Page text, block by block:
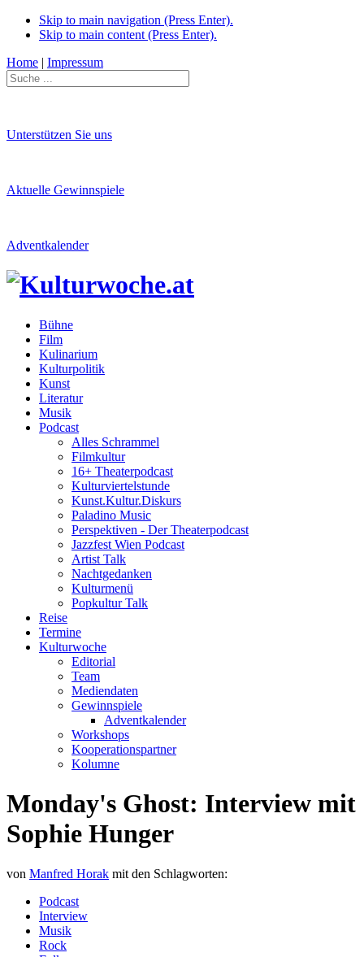
Skip to main navigation (Press Enter).
Skip to main content (Press Enter).
Home | Impressum
Unterstützen Sie uns
Aktuelle Gewinnspiele
Adventkalender
Bühne
Film
Kulinarium
Kulturpolitik
Kunst
Literatur
Musik
Podcast
Alles Schrammel
Filmkultur
16+ Theaterpodcast
Kulturviertelstunde
Kunst.Kultur.Diskurs
Paladino Music
Perspektiven - Der Theaterpodcast
Jazzfest Wien Podcast
Artist Talk
Nachtgedanken
Kulturmenü
Popkultur Talk
Reise
Termine
Kulturwoche
Editorial
Team
Mediendaten
Gewinnspiele
Adventkalender
Workshops
Kooperationspartner
Kolumne
Monday's Ghost: Interview mit
Sophie Hunger
von Manfred Horak mit den Schlagworten:
Podcast
Interview
Musik
Rock